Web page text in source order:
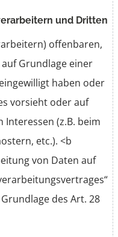
und Dritten
offenbaren,
Grundlage einer
haben oder
vorsieht oder auf
(z.B. beim
etc.). <b
von Daten auf
des Art. 28